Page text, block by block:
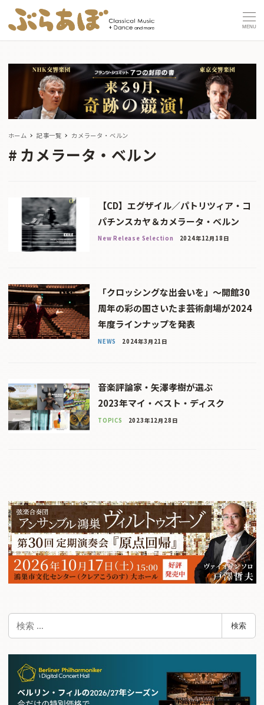
MENU
ホーム 記事一覧 カメラータ・ベルン
カメラータ・ベルン
【CD】エグザイル／パトリツィア・コ
パチンスカヤ＆カメラータ・ベルン
New Release Selection 2024年12月18日
「クロッシングな出会いを」〜開館30
周年の彩の国さいたま芸術劇場が2024
年度ラインナップを発表
NEWS 2024年3月21日
音楽評論家・矢澤孝樹が選ぶ
2023年マイ・ベスト・ディスク
TOPICS 2023年12月28日
検索